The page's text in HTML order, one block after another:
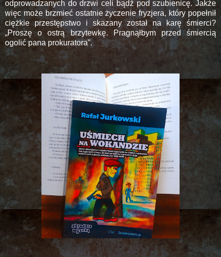
odprowadzanych do drzwi celi bądź pod szubienicę. Jakże
więc może brzmieć ostatnie życzenie fryzjera, który popełnił
ciężkie przestępstwo i skazany został na karę śmierci?
„Proszę o ostrą brzytewkę. Pragnąłbym przed śmiercią
ogolić pana prokuratora”.